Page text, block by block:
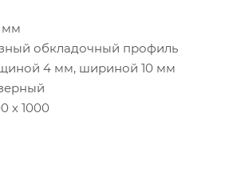
мм
обкладочный профиль
4 мм, шириной 10 мм
х 1000